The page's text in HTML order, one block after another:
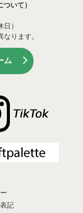
いて）
）
ります。
ム
記